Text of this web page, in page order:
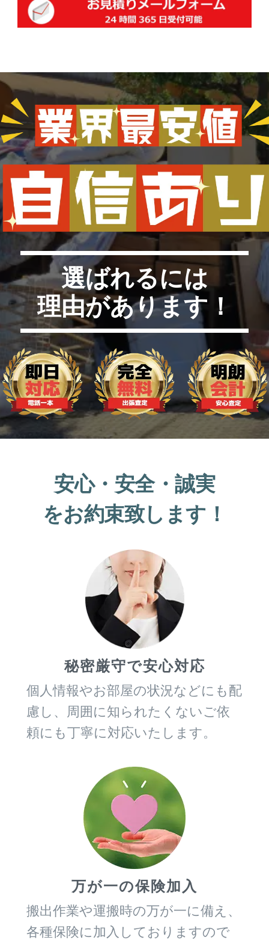
選ばれるには
理由があります！
安心・安全・誠実
をお約束致します！
秘密厳守で安心対応
個人情報やお部屋の状況などにも配
慮し、周囲に知られたくないご依
頼にも丁寧に対応いたします。
万が一の保険加入
搬出作業や運搬時の万が一に備え、
各種保険に加入しておりますので